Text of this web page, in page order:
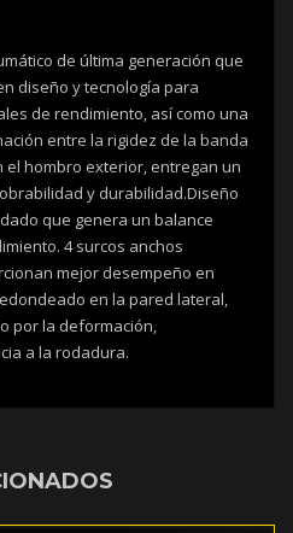
de última generación que
diseño y tecnología para
de rendimiento, así como una
entre la rigidez de la banda
hombro exterior, entregan un
y durabilidad.Diseño
que genera un balance
4 surcos anchos
mejor desempeño en
en la pared lateral,
por la deformación,
a la rodadura.